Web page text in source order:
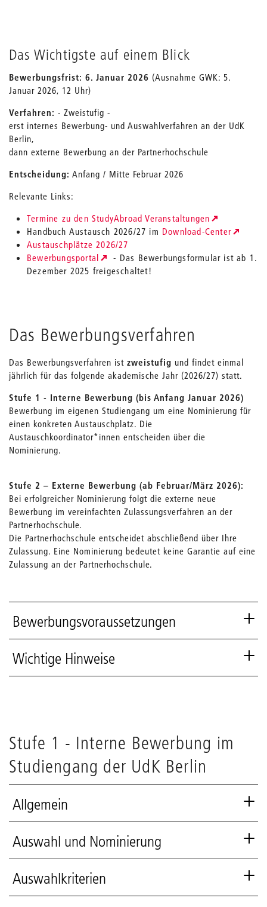
Das Wichtigste auf einem Blick
Bewerbungsfrist: 6. Januar 2026 (Ausnahme GWK: 5.
Januar 2026, 12 Uhr)
Verfahren: - Zweistufig -
erst internes Bewerbung- und Auswahlverfahren an der UdK
Berlin,
dann externe Bewerbung an der Partnerhochschule
Entscheidung: Anfang / Mitte Februar 2026
Relevante Links:
Termine zu den StudyAbroad Veranstaltungen
Handbuch Austausch 2026/27 im Download-Center
Austauschplätze 2026/27
Bewerbungsportal
- Das Bewerbungsformular ist ab 1.
Dezember 2025 freigeschaltet!
Das Bewerbungsverfahren
Das Bewerbungsverfahren ist zweistufig und findet einmal
jährlich für das folgende akademische Jahr (2026/27) statt.
Stufe 1 - Interne Bewerbung (bis Anfang Januar 2026)
Bewerbung im eigenen Studiengang um eine Nominierung für
einen konkreten Austauschplatz. Die
Austauschkoordinator*innen entscheiden über die
Nominierung.
Stufe 2 – Externe Bewerbung (ab Februar/März 2026):
Bei erfolgreicher Nominierung folgt die externe neue
Bewerbung im vereinfachten Zulassungsverfahren an der
Partnerhochschule.
Die Partnerhochschule entscheidet abschließend über Ihre
Zulassung. Eine Nominierung bedeutet keine Garantie auf eine
Zulassung an der Partnerhochschule.
Bewerbungsvoraussetzungen
Wichtige Hinweise
Stufe 1 - Interne Bewerbung im
Studiengang der UdK Berlin
Allgemein
Auswahl und Nominierung
Auswahlkriterien